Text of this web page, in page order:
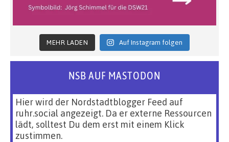
MEHR LADEN Auf Instagram folgen
NSB AUF MASTODON
Hier wird der Nordstadtblogger Feed auf
ruhr.social angezeigt. Da er externe Ressourcen
lädt, solltest Du dem erst mit einem Klick
zustimmen.